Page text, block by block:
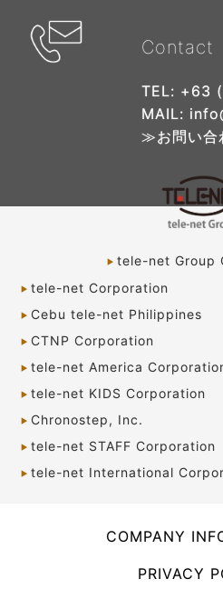
Contact
TEL: +63
MAIL:
≫お問い合
tele-net Group
tele-net Corporation
Cebu tele-net Philippines
CTNP Corporation
tele-net America
tele-net KIDS Corporation
Chronostep, Inc.
tele-net STAFF Corporation
tele-net International
COMPANY
PRIVACY